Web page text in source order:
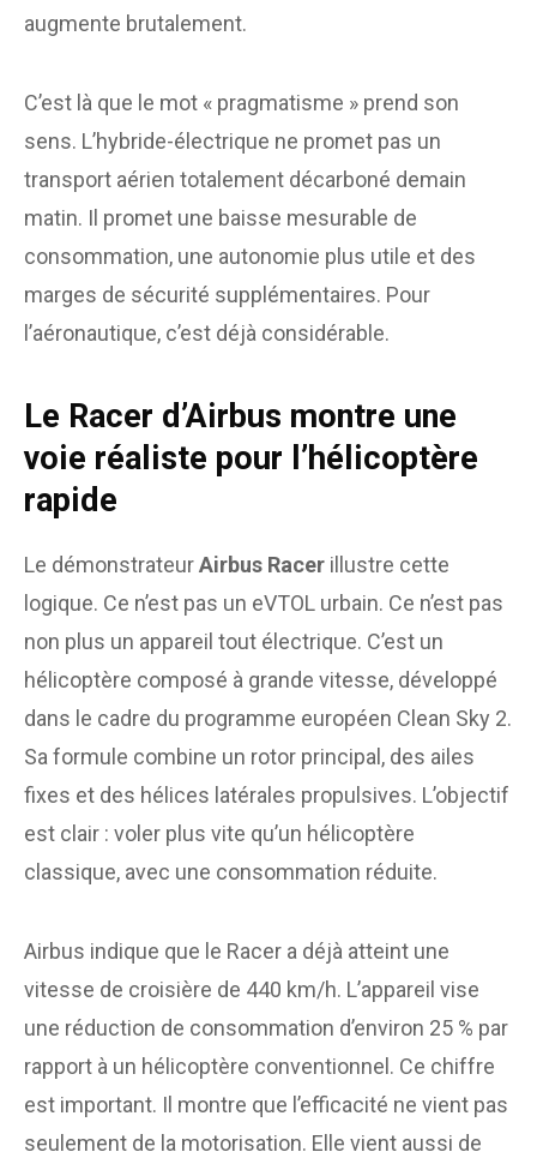
augmente brutalement.
C’est là que le mot « pragmatisme » prend son
sens. L’hybride-électrique ne promet pas un
transport aérien totalement décarboné demain
matin. Il promet une baisse mesurable de
consommation, une autonomie plus utile et des
marges de sécurité supplémentaires. Pour
l’aéronautique, c’est déjà considérable.
Le Racer d’Airbus montre une
voie réaliste pour l’hélicoptère
rapide
Le démonstrateurAirbus Racer illustre cette
logique. Ce n’est pas un eVTOL urbain. Ce n’est pas
non plus un appareil tout électrique. C’est un
hélicoptère composé à grande vitesse, développé
dans le cadre du programme européen Clean Sky 2.
Sa formule combine un rotor principal, des ailes
fixes et des hélices latérales propulsives. L’objectif
est clair : voler plus vite qu’un hélicoptère
classique, avec une consommation réduite.
Airbus indique que le Racer a déjà atteint une
vitesse de croisière de 440 km/h. L’appareil vise
une réduction de consommation d’environ 25 % par
rapport à un hélicoptère conventionnel. Ce chiffre
est important. Il montre que l’efficacité ne vient pas
seulement de la motorisation. Elle vient aussi de